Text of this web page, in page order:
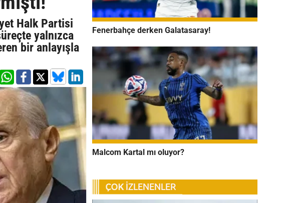
Halk Partisi
yalnızca
bir anlayışla
Fenerbahçe derken Galatasaray!
Malcom Kartal mı oluyor?